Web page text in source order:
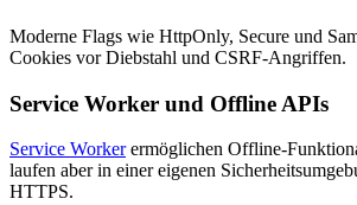
Moderne Flags wie HttpOnly, Secure und
Cookies vor Diebstahl und CSRF-Angriffen.
Service Worker und Offline APIs
Service Workerermöglichen Offline-
laufen aber in einer eigenen
HTTPS.